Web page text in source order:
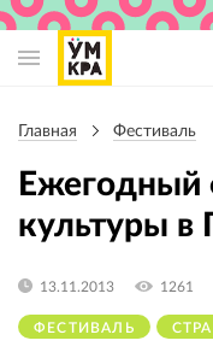
навигации
Главная Фестиваль
Ежегодный
культуры в
ФЕСТИВАЛЬ
13.11.2013 1261